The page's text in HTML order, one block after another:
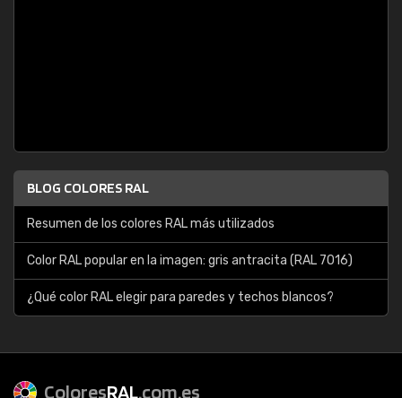
BLOG COLORES RAL
Resumen de los colores RAL más utilizados
Color RAL popular en la imagen: gris antracita (RAL 7016)
¿Qué color RAL elegir para paredes y techos blancos?
ColoresRAL.com.es